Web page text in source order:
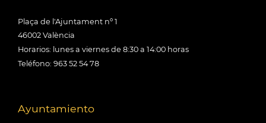
Plaça de l'Ajuntament nº 1
46002 València
Horarios: lunes a viernes de 8:30 a 14:00 horas
Teléfono: 963 52 54 78
Ayuntamiento